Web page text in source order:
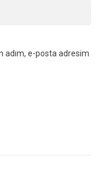
adım, e-posta adresim